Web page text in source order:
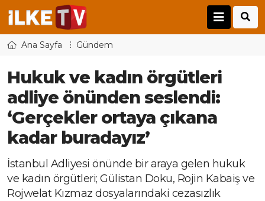
Ana Sayfa Gündem
Hukuk ve kadın örgütleri
adliye önünden seslendi:
‘Gerçekler ortaya çıkana
kadar buradayız’
İstanbul Adliyesi önünde bir araya gelen hukuk
ve kadın örgütleri; Gülistan Doku, Rojin Kabaiş ve
Rojwelat Kızmaz dosyalarındaki cezasızlık